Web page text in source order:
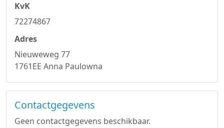
KvK
72274867
Adres
Nieuweweg 77
1761EE Anna Paulowna
Contactgegevens
Geen contactgegevens beschikbaar.